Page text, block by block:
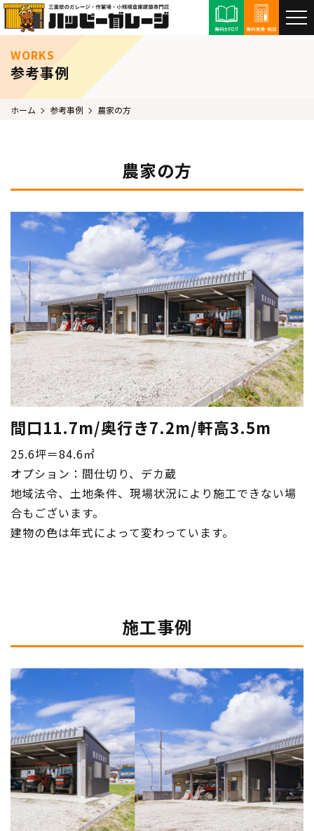
WORKS
参考事例
ホーム 参考事例 農家の方
農家の方
間口11.7m/奥行き7.2m/軒高3.5m
25.6坪＝84.6㎡
オプション：間仕切り、デカ蔵
地域法令、土地条件、現場状況により施工できない場
合もございます。
建物の色は年式によって変わっています。
施工事例